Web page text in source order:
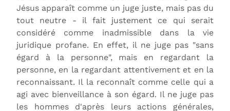
Jésus apparaît comme un juge juste, mais pas du
tout neutre - il fait justement ce qui serait
considéré comme inadmissible dans la vie
juridique profane. En effet, il ne juge pas "sans
égard à la personne", mais en regardant la
personne, en la regardant attentivement et en la
reconnaissant. Il la reconnaît comme celle qui a
agi avec bienveillance à son égard. Il ne juge pas
les hommes d'après leurs actions générales,